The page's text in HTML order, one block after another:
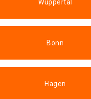
Wuppertal
Bonn
Hagen